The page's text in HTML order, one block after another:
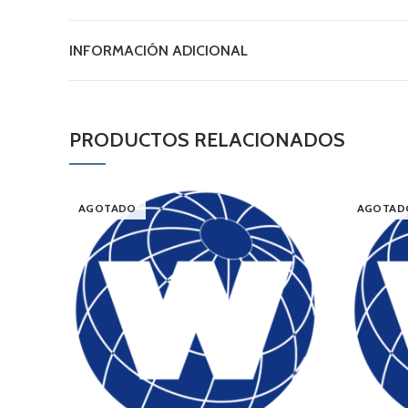
INFORMACIÓN ADICIONAL
PRODUCTOS RELACIONADOS
AGOTADO